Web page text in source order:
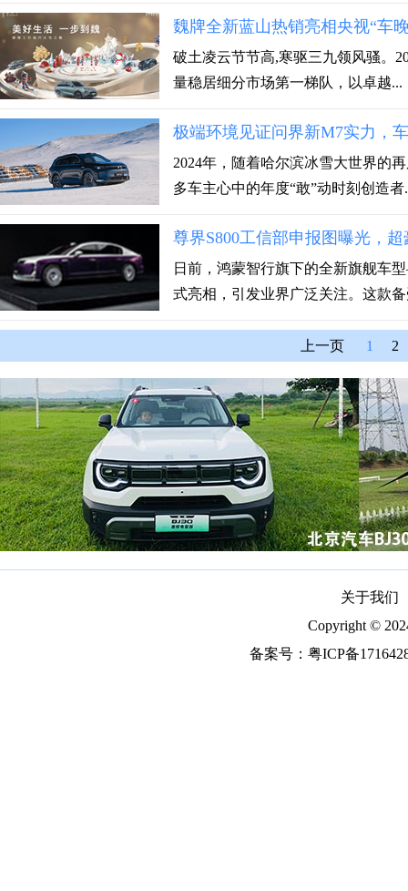
魏牌全新蓝山热销亮相央视“车
破土凌云节节高,寒驱三九领风骚。
量稳居细分市场第一梯队，以卓越...
极端环境见证问界新M7实力，
2024年，随着哈尔滨冰雪大世界的
多车主心中的年度“敢”动时刻创造者
尊界S800工信部申报图曝光，
日前，鸿蒙智行旗下的全新旗舰车
式亮相，引发业界广泛关注。这款
上一页 1 2
关于我们
Copyright ©
备案号： 粤ICP备